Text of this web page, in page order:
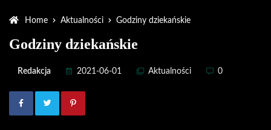
Home Aktualności Godziny dziekańskie
Godziny dziekańskie
Redakcja 2021-06-01 Aktualności 0